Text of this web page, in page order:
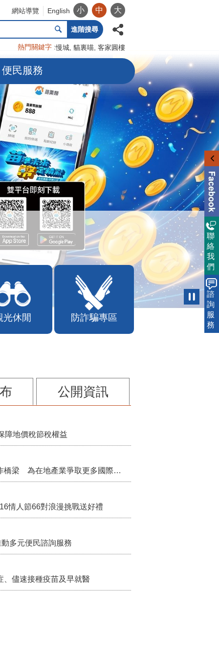
網站導覽 English 小 中 大
進階搜尋
熱門關鍵字 慢城 貓裏喵 客家圓樓
便民服務
公開資訊
障地價稅節稅權益
把握國際交流契機 苗栗縣政府搭建海外合作橋梁 為在地產業爭取更多國際市場機會
情人節66對浪漫挑戰送好禮
多元便民諮詢服務
、儘速接種疫苗及早就醫
聯
絡
我
們
諮
詢
服
務